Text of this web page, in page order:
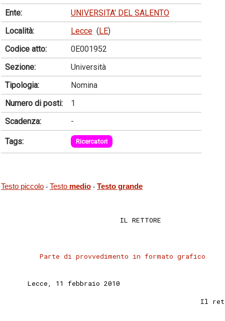
Ente:
UNIVERSITA' DEL SALENTO
Località:
Lecce (LE)
Codice atto:
0E001952
Sezione:
Università
Tipologia:
Nomina
Numero di posti:
1
Scadenza:
-
Tags: Ricercatori
Testo piccolo - Testo medio - Testo grande
                             IL RETTORE
Parte di provvedimento in formato grafico
      Lecce, 11 febbraio 2010
Il